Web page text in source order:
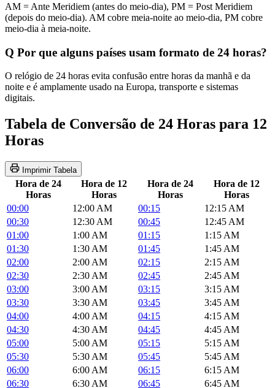
AM = Ante Meridiem (antes do meio-dia), PM = Post Meridiem
(depois do meio-dia). AM cobre meia-noite ao meio-dia, PM cobre
meio-dia à meia-noite.
Q Por que alguns países usam formato de 24 horas?
O relógio de 24 horas evita confusão entre horas da manhã e da
noite e é amplamente usado na Europa, transporte e sistemas
digitais.
Tabela de Conversão de 24 Horas para 12
Horas
Imprimir Tabela
Hora de 24
Horas
Hora de 12
Horas
Hora de 24
Horas
Hora de 12
Horas
00:00
12:00 AM 00:15
12:15 AM
00:30
12:30 AM 00:45
12:45 AM
01:00
1:00 AM 01:15
1:15 AM
01:30
1:30 AM 01:45
1:45 AM
02:00
2:00 AM 02:15
2:15 AM
02:30
2:30 AM 02:45
2:45 AM
03:00
3:00 AM 03:15
3:15 AM
03:30
3:30 AM 03:45
3:45 AM
04:00
4:00 AM 04:15
4:15 AM
04:30
4:30 AM 04:45
4:45 AM
05:00
5:00 AM 05:15
5:15 AM
05:30
5:30 AM 05:45
5:45 AM
06:00
6:00 AM 06:15
6:15 AM
06:30
6:30 AM 06:45
6:45 AM